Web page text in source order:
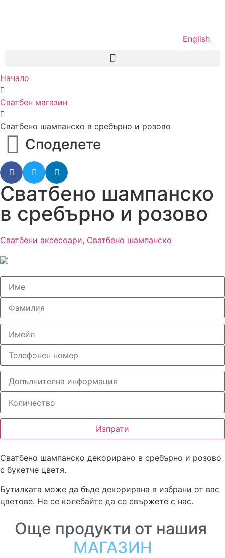
English
Начало
Сватбен магазин
Сватбено шампанско в сребърно и розово
Споделете
Сватбено шампанско
в сребърно и розово
Сватбени аксесоари, Сватбено шампанско
Изпрати
Сватбено шампанско декорирано в сребърно и розово
с букетче цветя.
Бутилката може да бъде декорирана в избрани от вас
цветове. Не се колебайте да се свържете с нас.
Още продукти от нашия
МАГАЗИН